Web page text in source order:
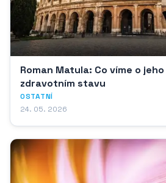
Roman Matula: Co víme o
zdravotním stavu
OSTATNÍ
24. 05. 2026